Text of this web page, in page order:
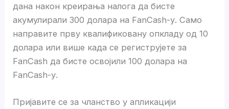
дана након креирања налога да бисте
акумулирали 300 долара на FanCash-у. Само
направите прву квалификовану опкладу од 10
долара или више када се региструјете за
FanCash да бисте освојили 100 долара на
FanCash-у.
Пријавите се за чланство у апликацији